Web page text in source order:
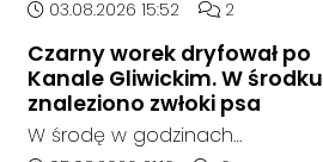
zdarzenia drogowego, do
14:30 na drodze wojewódzkiej nr
408 pomiędzy Starym Koźlem a
Bierawą.
Data dodania artykułu:
03.08.2026 15:52 Liczba
2
Czarny worek dryfował po
Kanale Gliwickim. W środku
znaleziono zwłoki psa
W środę w godzinach